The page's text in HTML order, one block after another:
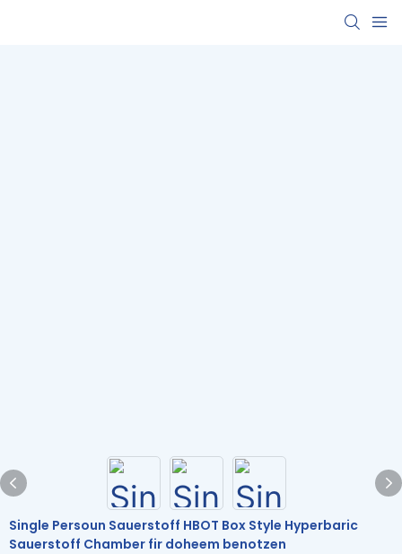
Single Persoun Sauerstoff HBOT Box Style Hyperbaric
Sauerstoff Chamber fir doheem benotzen